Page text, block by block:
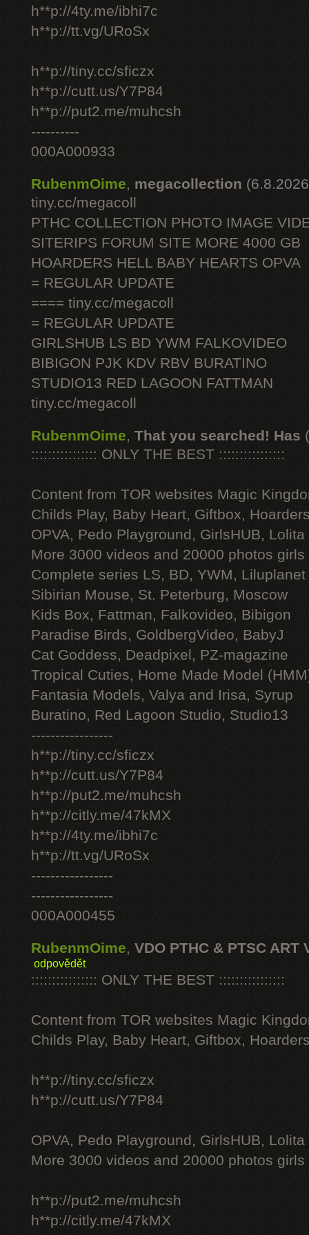
h**p://4ty.me/ibhi7c
h**p://tt.vg/URoSx
h**p://tiny.cc/sficzx
h**p://cutt.us/Y7P84
h**p://put2.me/muhcsh
----------
000A000933
RubenmOime, megacollection
tiny.cc/megacoll
PTHC COLLECTION PHOTO IMAGE
SITERIPS FORUM SITE MORE 4000 GB
HOARDERS HELL BABY HEARTS OPVA
= REGULAR UPDATE
==== tiny.cc/megacoll
= REGULAR UPDATE
GIRLSHUB LS BD YWM FALKOVIDEO
BIBIGON PJK KDV RBV BURATINO
STUDIO13 RED LAGOON FATTMAN
tiny.cc/megacoll
RubenmOime, That you searched! Has
:::::::::::::::: ONLY THE BEST ::::::::::::::::
Content from TOR websites Magic
Childs Play, Baby Heart, Giftbox,
OPVA, Pedo Playground, GirlsHUB, Lolita
More 3000 videos and 20000 photos
Complete series LS, BD, YWM, Liluplanet
Sibirian Mouse, St. Peterburg, Moscow
Kids Box, Fattman, Falkovideo, Bibigon
Paradise Birds, GoldbergVideo, BabyJ
Cat Goddess, Deadpixel, PZ-magazine
Tropical Cuties, Home Made Model
Fantasia Models, Valya and Irisa, Syrup
Buratino, Red Lagoon Studio, Studio13
-----------------
h**p://tiny.cc/sficzx
h**p://cutt.us/Y7P84
h**p://put2.me/muhcsh
h**p://citly.me/47kMX
h**p://4ty.me/ibhi7c
h**p://tt.vg/URoSx
-----------------
-----------------
000A000455
RubenmOime, VDO PTHC & PTSC ART
odpovědět
:::::::::::::::: ONLY THE BEST ::::::::::::::::
Content from TOR websites Magic
Childs Play, Baby Heart, Giftbox,
h**p://tiny.cc/sficzx
h**p://cutt.us/Y7P84
OPVA, Pedo Playground, GirlsHUB, Lolita
More 3000 videos and 20000 photos
h**p://put2.me/muhcsh
h**p://citly.me/47kMX